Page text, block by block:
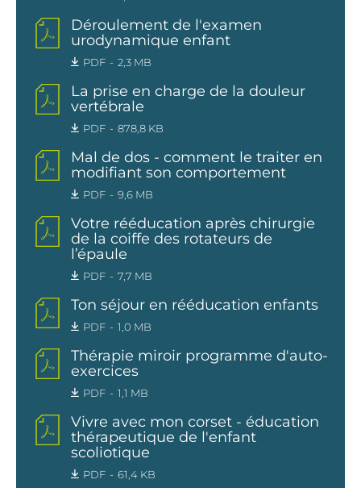
Déroulement de l'examen
urodynamique enfant
PDF 2,3 MB
La prise en charge de la douleur
vertébrale
PDF 878,8 KB
Mal de dos - comment le traiter en
modifiant son comportement
PDF 9,6 MB
Votre rééducation après chirurgie
de la coiffe des rotateurs de
l’épaule
PDF 7,7 MB
Ton séjour en rééducation enfants
PDF 1,0 MB
Thérapie miroir programme d'auto-
exercices
PDF 1,1 MB
Vivre avec mon corset - éducation
thérapeutique de l'enfant
scoliotique
PDF 61,4 KB